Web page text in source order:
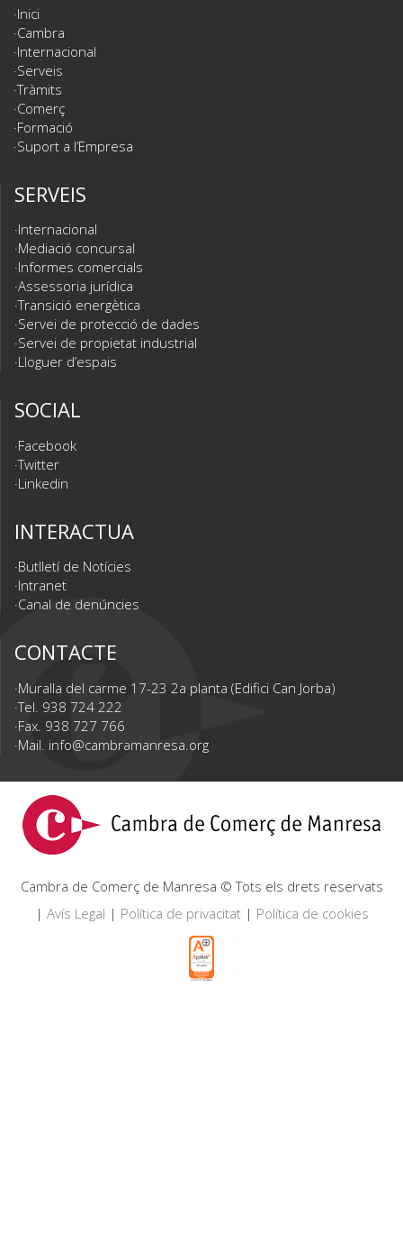
Inici
Cambra
Internacional
Serveis
Tràmits
Comerç
Formació
Suport a l’Empresa
SERVEIS
Internacional
Mediació concursal
Informes comercials
Assessoria jurídica
Transició energètica
Servei de protecció de dades
Servei de propietat industrial
Lloguer d’espais
SOCIAL
Facebook
Twitter
Linkedin
INTERACTUA
Butlletí de Notícies
Intranet
Canal de denúncies
CONTACTE
Muralla del carme 17-23 2a planta (Edifici Can Jorba)
Tel. 938 724 222
Fax. 938 727 766
Mail. info@cambramanresa.org
Cambra de Comerç de Manresa © Tots els drets reservats
| Avís Legal | Política de privacitat| Política de cookies